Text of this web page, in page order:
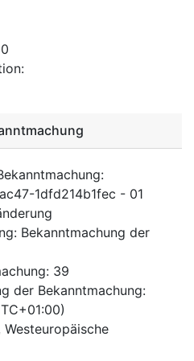
:
:
1dfd214b1fec - 01
: Bekanntmachung der
: 39
der Bekanntmachung: